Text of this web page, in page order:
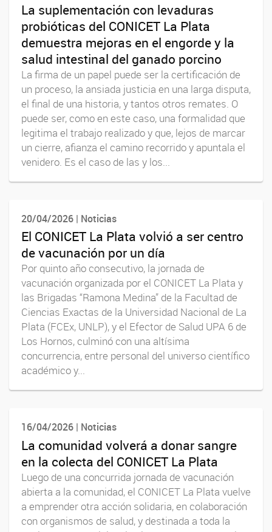
La suplementación con levaduras
probióticas del CONICET La Plata
demuestra mejoras en el engorde y la
salud intestinal del ganado porcino
La firma de un papel puede ser la certificación de
un proceso, la ansiada justicia en una larga disputa,
el final de una historia, y tantos otros remates. O
puede ser, como en este caso, una formalidad que
legitima el trabajo realizado y que, lejos de marcar
un cierre, afianza el camino recorrido y apuntala el
venidero. Es el caso de las y los...
20/04/2026 | Noticias
El CONICET La Plata volvió a ser centro
de vacunación por un día
Por quinto año consecutivo, la jornada de
vacunación organizada por el CONICET La Plata y
las Brigadas “Ramona Medina” de la Facultad de
Ciencias Exactas de la Universidad Nacional de La
Plata (FCEx, UNLP), y el Efector de Salud UPA 6 de
Los Hornos, culminó con una altísima
concurrencia, entre personal del universo científico
académico y...
16/04/2026 | Noticias
La comunidad volverá a donar sangre
en la colecta del CONICET La Plata
Luego de una concurrida jornada de vacunación
abierta a la comunidad, el CONICET La Plata vuelve
a emprender otra acción solidaria, en colaboración
con organismos de salud, y destinada a toda la